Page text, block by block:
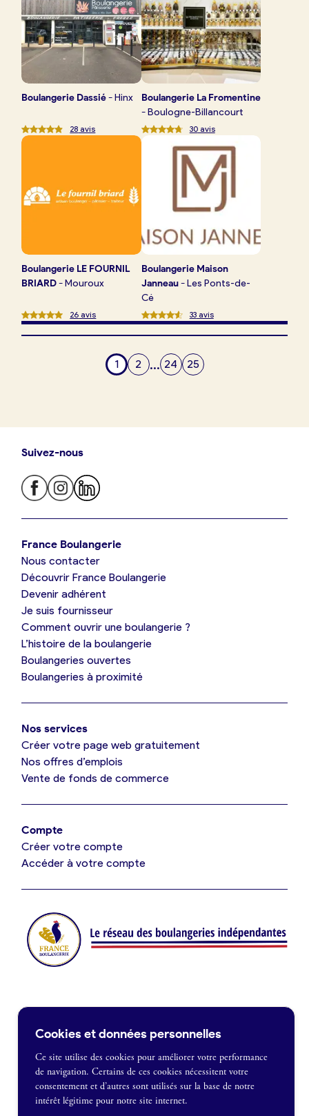
Je trouve ma boulangerie
Je suis boulanger
Je découvre France Boulangerie
Mes tarifs
Je référence ma boulangerie (gratuit)
Offres d’emploi
Je suis fournisseur
Je crée mon compte
France Boulangerie
1 rue Alexandre Fleming
Boulangerie Dassié-Hinx
28 avis
Boulangerie La Fromentine
-Boulogne-Billancourt
30avis
Boulangerie LE FOURNIL
BRIARD-Mouroux
26 avis
Boulangerie Maison
Janneau-Les Ponts-de-
Cé
33avis
1 2 ... 24 25
Suivez-nous
France Boulangerie
Nous contacter
Découvrir France Boulangerie
Devenir adhérent
Je suis fournisseur
Comment ouvrir une boulangerie ?
L’histoire de la boulangerie
Boulangeries ouvertes
Boulangeries à proximité
Nos services
Créer votre page web gratuitement
Nos offres d’emplois
Vente de fonds de commerce
Compte
Créer votre compte
Accéder à votre compte
Je souhaite être recontacté
Cookies et données personnelles
Ce site utilise des cookies pour améliorer votre performance
de navigation. Certains de ces cookies nécessitent votre
consentement et d’autres sont utilisés sur la base de notre
intérêt légitime pour notre site internet.